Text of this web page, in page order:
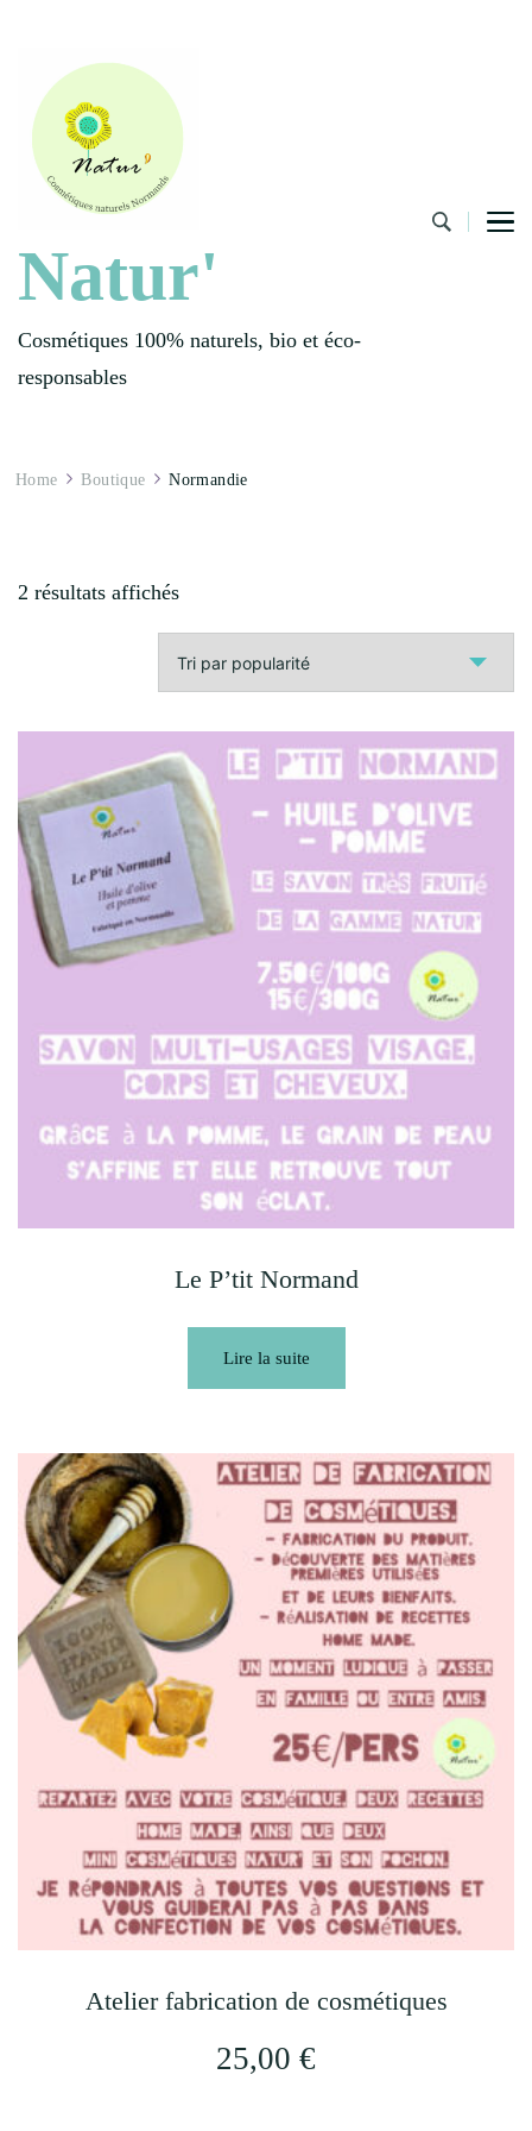
Natur'
Cosmétiques 100% naturels, bio et éco-
responsables
Home Boutique Normandie
2 résultats affichésTrié
par
popularité
Le P’tit Normand
Lire la suite
Atelier fabrication de cosmétiques
25,00 €